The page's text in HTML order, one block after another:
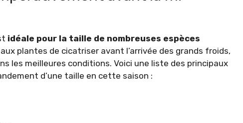
idéale pour la taille de nombreuses espèces
plantes de cicatriser avant l’arrivée des grands froids,
les meilleures conditions. Voici une liste des principaux
d’une taille en cette saison :